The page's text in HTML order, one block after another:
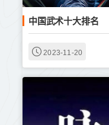
中国武术十大排名
2023-11-20